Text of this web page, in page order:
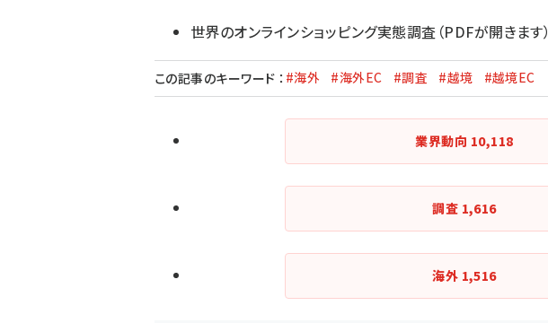
世界のオンラインショッピング実態調査 （PDFが開きます）
この記事のキーワード ： #海外 #海外EC #調査 #越境 #越境EC
業界動向 10,118
調査 1,616
海外 1,516